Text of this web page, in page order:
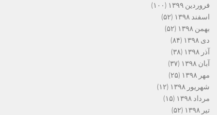
فروردین ۱۳۹۹
(۱۰۰)
اسفند ۱۳۹۸
(۵۲)
بهمن ۱۳۹۸
(۵۲)
دی ۱۳۹۸
(۸۴)
آذر ۱۳۹۸
(۳۸)
آبان ۱۳۹۸
(۳۷)
مهر ۱۳۹۸
(۲۵)
شهریور ۱۳۹۸
(۱۲)
مرداد ۱۳۹۸
(۱۵)
تیر ۱۳۹۸
(۵۲)